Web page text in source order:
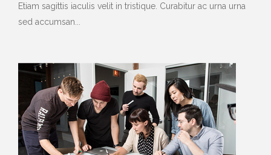
Etiam sagittis iaculis velit in tristique. Curabitur ac urna urna
sed accumsan...